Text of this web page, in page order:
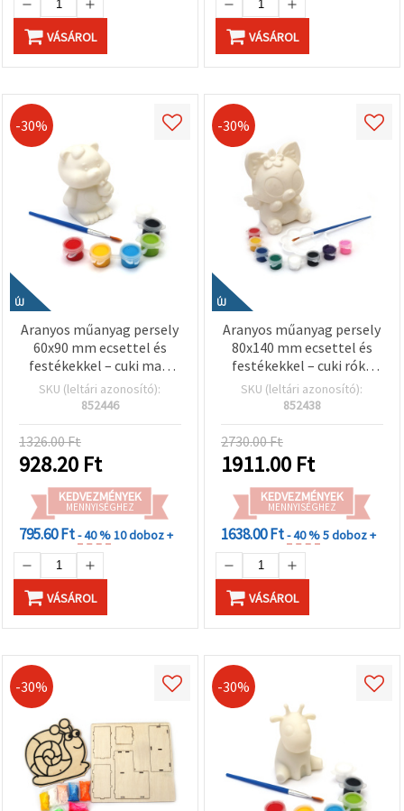
VÁSÁROL VÁSÁROL
-30%
ÚJ
Aranyos műanyag persely
60x90 mm ecsettel és
festékekkel – cuki maci
nyuszis mintával
gyerekeknek, kreatív
SKU (leltári azonosító):
852446
1326.00 Ft
928.20 Ft
KEDVEZMÉNYEK
MENNYISÉGHEZ
795.60 Ft- 40 %10 doboz +
VÁSÁROL
-30%
ÚJ
Aranyos műanyag persely
80x140 mm ecsettel és
festékekkel – cuki róka
mintás gyerek kreatív
festő készlet
SKU (leltári azonosító):
852438
2730.00 Ft
1911.00 Ft
KEDVEZMÉNYEK
MENNYISÉGHEZ
1638.00 Ft- 40 %5 doboz +
VÁSÁROL
-30% -30%